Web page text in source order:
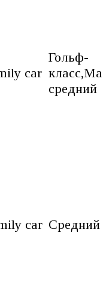
car
Гольф-
средний
car Средний